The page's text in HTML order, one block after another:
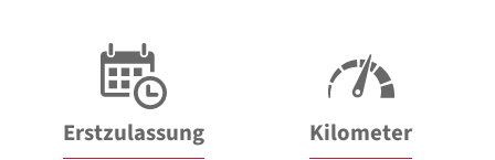
Erstzulassung Kilometer